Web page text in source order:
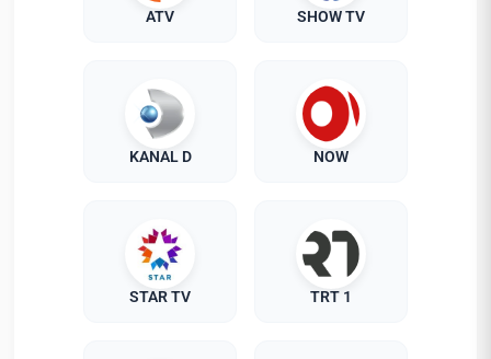
ATV SHOW TV
KANAL D NOW
STAR TV TRT 1